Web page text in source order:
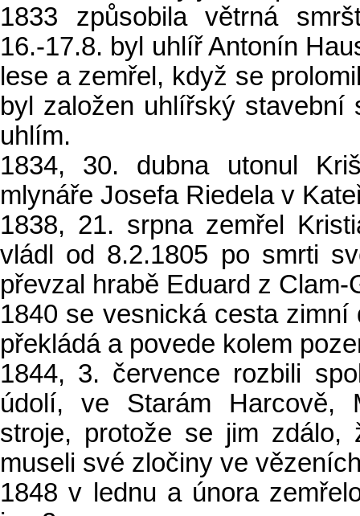
1833 způsobila větrná
16.-17.8. byl uhlíř Antonín
lese a zemřel, když se
byl založen uhlířský
uhlím.
1834, 30. dubna utonul
mlynáře Josefa Riedela v
1838, 21. srpna zemřel
vládl od 8.2.1805 po smrti
převzal hrabě Eduard z Clam-
1840 se vesnická cesta
překládá a povede kolem
1844, 3. července rozbili
údolí, ve Starám Harcově,
stroje, protože se jim zdálo,
museli své zločiny ve
1848 v lednu a února